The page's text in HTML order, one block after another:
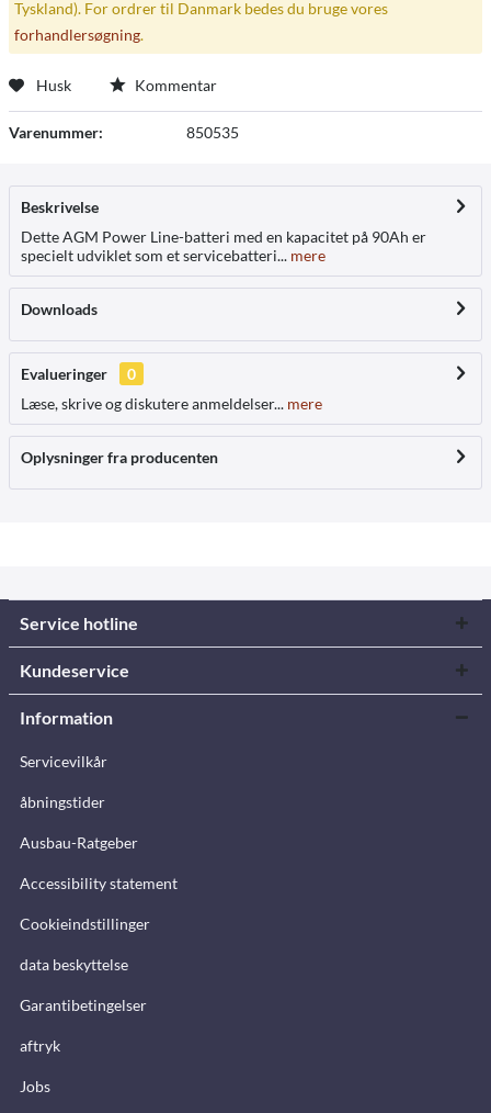
Tyskland). For ordrer til Danmark bedes du bruge vores
forhandlersøgning.
Husk Kommentar
Varenummer: 850535
Beskrivelse
Dette AGM Power Line-batteri med en kapacitet på 90Ah er
specielt udviklet som et servicebatteri... mere
Downloads
Evalueringer
0
Læse, skrive og diskutere anmeldelser... mere
Oplysninger fra producenten
Service hotline
Kundeservice
Information
Servicevilkår
åbningstider
Ausbau-Ratgeber
Accessibility statement
Cookieindstillinger
data beskyttelse
Garantibetingelser
aftryk
Jobs